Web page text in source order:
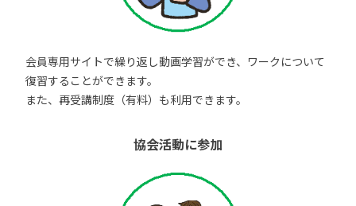
会員専用サイトで繰り返し動画学習ができ、ワークについて
復習することができます。
また、再受講制度（有料）も利用できます。
協会活動に参加